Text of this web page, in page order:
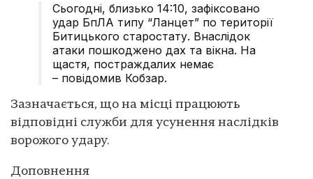
Сьогодні, близько 14:10, зафіксовано
удар БпЛА типу “Ланцет” по території
Битицького старостату. Внаслідок
атаки пошкоджено дах та вікна. На
щастя, постраждалих немає
– повідомив Кобзар.
Зазначається, що на місці працюють
відповідні служби для усунення наслідків
ворожого удару.
Доповнення